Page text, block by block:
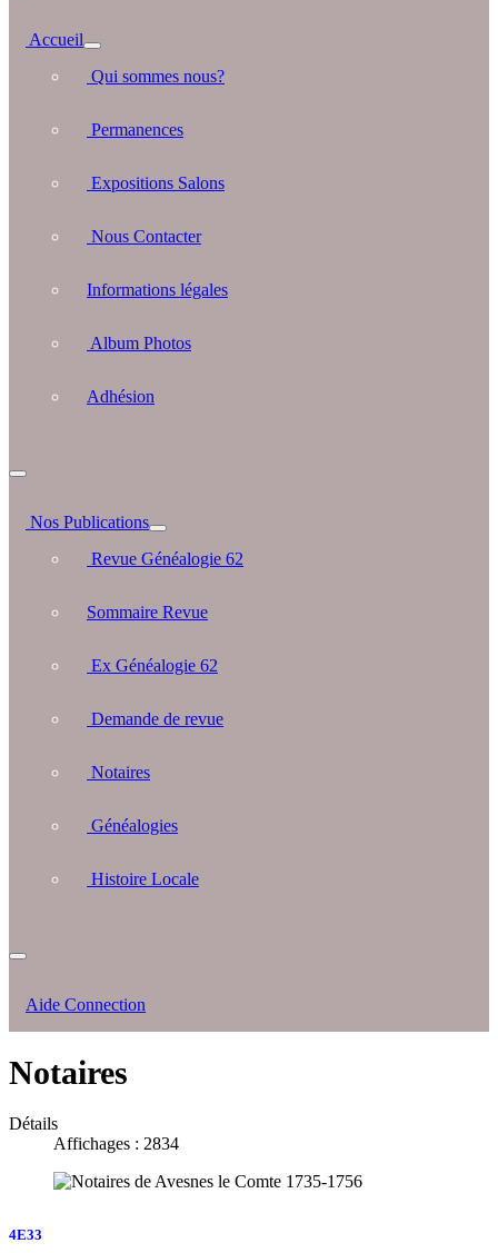
Accueil
Qui sommes nous?
Permanences
Expositions Salons
Nous Contacter
Informations légales
Album Photos
Adhésion
Nos Publications
Revue Généalogie 62
Sommaire Revue
Ex Généalogie 62
Demande de revue
Notaires
Généalogies
Histoire Locale
Aide Connection
Notaires
Détails
Affichages : 2834
4E33